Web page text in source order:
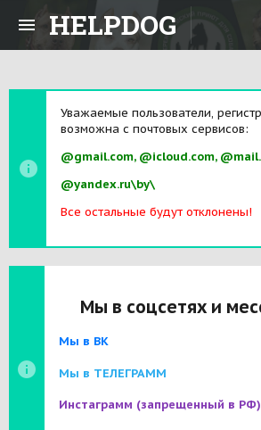
HELPDOG
Уважаемые пользователи,
возможна с почтовых сервисов:
@gmail.com, @icloud.com,
@yandex.ru\by\
Все остальные будут отклонены!
Мы в соцсетях и
Мы в ВК
Мы в ТЕЛЕГРАММ
Инстаграмм (запрещенный в РФ)